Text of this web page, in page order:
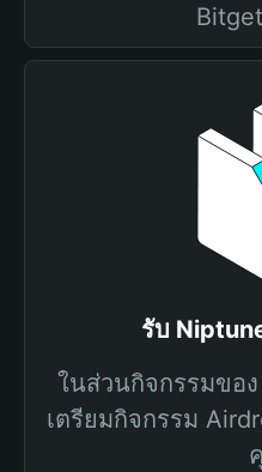
รับ
ในส่วนกิจกรรมขอ
เตรียมกิจกรรม